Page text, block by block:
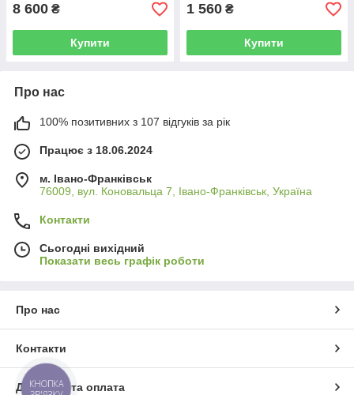
8 600 ₴
Купити
1 560 ₴
Купити
Про нас
100% позитивних з 107 відгуків за рік
Працює з 18.06.2024
м. Івано-Франківськ
76009, вул. Коновальца 7, Івано-Франківськ, Україна
Контакти
Сьогодні вихідний
Показати весь графік роботи
Про нас
Контакти
Доставка та оплата
КНОПКА